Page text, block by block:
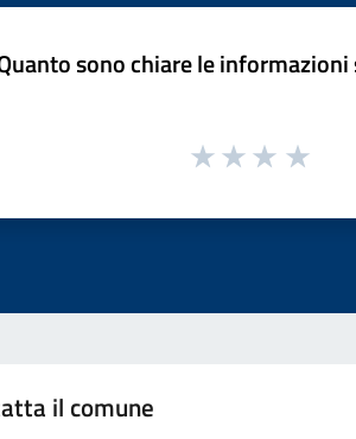
sono chiare le informazioni
il comune